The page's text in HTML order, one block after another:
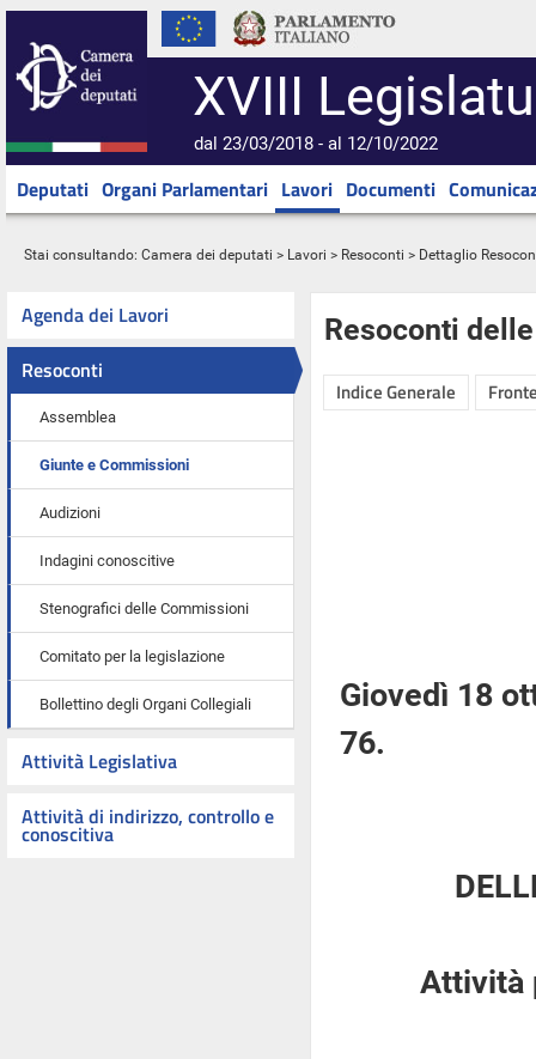
XVIII
dal 23/03/2018 - al 12/10/2022
Deputati Organi Parlamentari Lavori Documenti
Stai consultando: Camera dei deputati > Lavori > Resoconti > Dettaglio
Agenda dei Lavori
Resoconti
Assemblea
Giunte e Commissioni
Audizioni
Indagini conoscitive
Stenografici delle Commissioni
Comitato per la legislazione
Bollettino degli Organi Collegiali
Attività Legislativa
Attività di indirizzo, controllo e
conoscitiva
Resoconti
Indice Generale
Giovedì 18
76.
Attività